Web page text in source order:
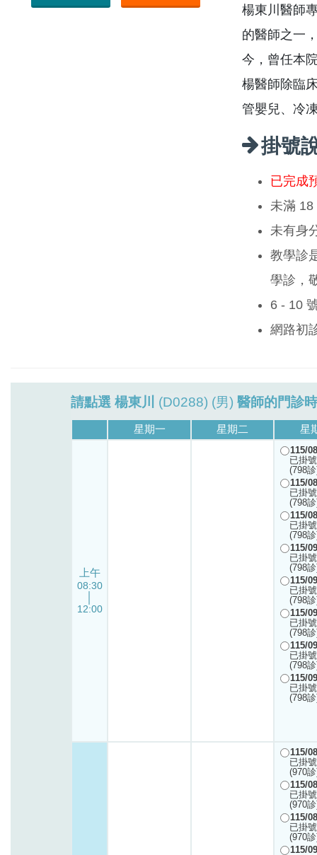
楊東川醫師
的醫師之一
今，曾任本
楊醫師除臨
管嬰兒、冷
掛號
已完成
未滿 18
未有身
教學診
學診，
6 - 10
網路初